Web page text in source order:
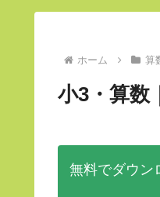
ホーム 算
小3・算数
無料でダウン